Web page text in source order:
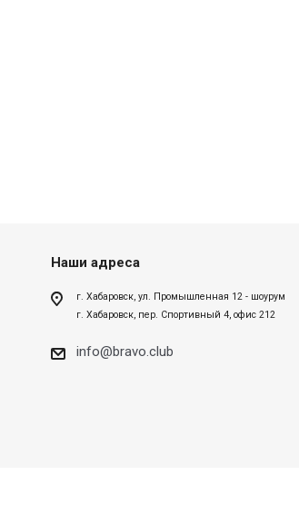
Наши адреса
г. Хабаровск, ул. Промышленная 12 - шоурум
г. Хабаровск, пер. Спортивный 4, офис 212
info@bravo.club